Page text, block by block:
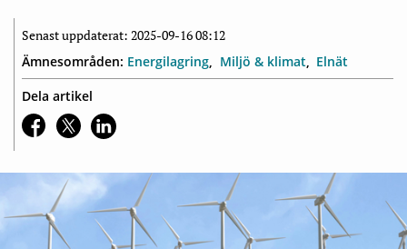
Senast uppdaterat: 2025-09-16 08:12
Ämnesområden: Energilagring Miljö & klimat
Elnät
Dela artikel